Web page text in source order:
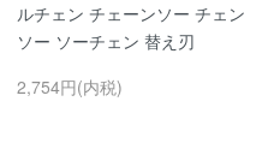
ルチェン チェーンソー チェン
ソー ソーチェン 替え刃
2,754円(内税)